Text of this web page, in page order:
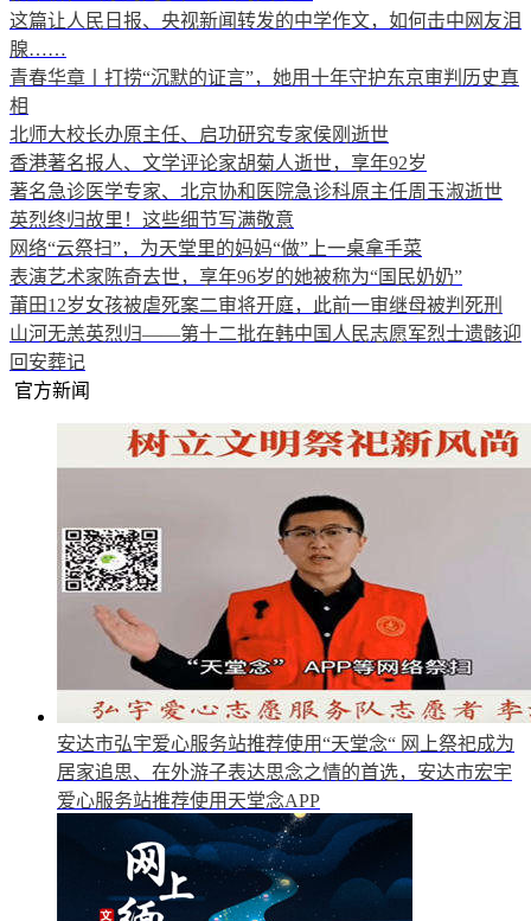
这篇让人民日报、央视新闻转发的中学作文，如何击中网友泪
腺……
青春华章丨打捞“沉默的证言”，她用十年守护东京审判历史真
相
北师大校长办原主任、启功研究专家侯刚逝世
香港著名报人、文学评论家胡菊人逝世，享年92岁
著名急诊医学专家、北京协和医院急诊科原主任周玉淑逝世
英烈终归故里！这些细节写满敬意
网络“云祭扫”，为天堂里的妈妈“做”上一桌拿手菜
表演艺术家陈奇去世，享年96岁的她被称为“国民奶奶”
莆田12岁女孩被虐死案二审将开庭，此前一审继母被判死刑
山河无恙英烈归——第十二批在韩中国人民志愿军烈士遗骸迎
回安葬记
官方新闻
安达市弘宇爱心服务站推荐使用“天堂念“ 网上祭祀成为
居家追思、在外游子表达思念之情的首选，安达市宏宇
爱心服务站推荐使用天堂念APP